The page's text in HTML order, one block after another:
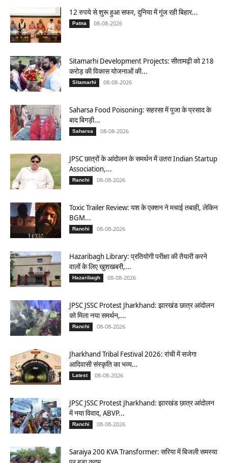
12 रुपये से शुरू हुआ सफर, दुनिया में गूंज रही बिहार...
Patna 08-08-2026
Sitamarhi Development Projects: सीतामढ़ी को 218
करोड़ की विकास योजनाओं की...
Sitamarhi 08-08-2026
Saharsa Food Poisoning: सहरसा में पूजा के प्रसाद के
बाद बिगड़ी...
Saharsa 08-08-2026
JPSC छात्रों के आंदोलन के समर्थन में उतरा Indian Startup
Association,...
Ranchi 08-08-2026
Toxic Trailer Review: यश के एक्शन ने मचाई तबाही, लेकिन
BGM...
Ranchi 08-08-2026
Hazaribagh Library: प्रतियोगी परीक्षा की तैयारी करने
वालों के लिए खुशखबरी,...
Hazaribagh 08-08-2026
JPSC JSSC Protest Jharkhand: झारखंड छात्र आंदोलन
को मिला नया समर्थन,...
Ranchi 08-08-2026
Jharkhand Tribal Festival 2026: रांची में सजेगा
आदिवासी संस्कृति का भव्य...
Latest 08-08-2026
JPSC JSSC Protest Jharkhand: झारखंड छात्र आंदोलन
में नया विवाद, ABVP...
Ranchi 08-08-2026
Saraiya 200 KVA Transformer: सरिया में बिजली समस्या